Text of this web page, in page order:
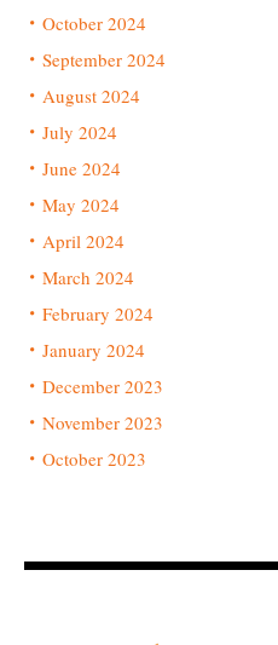
October 2024
September 2024
August 2024
July 2024
June 2024
May 2024
April 2024
March 2024
February 2024
January 2024
December 2023
November 2023
October 2023